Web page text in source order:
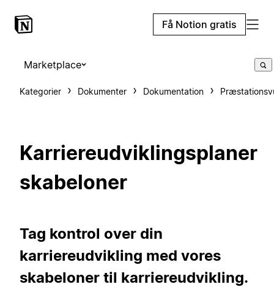
Få Notion gratis
Marketplace
Kategorier Dokumenter Dokumentation
Karriereudviklingsplaner
skabeloner
Tag kontrol over din
karriereudvikling med vores
skabeloner til karriereudvikling.